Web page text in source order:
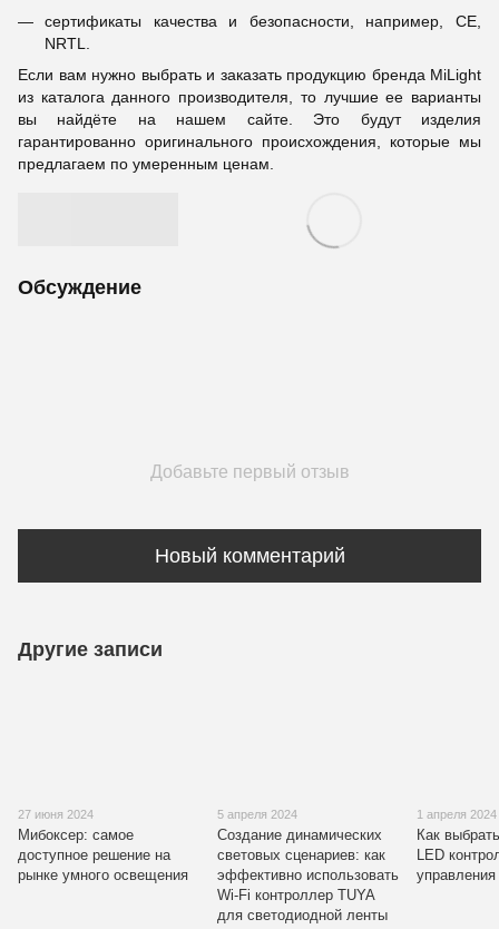
сертификаты качества и безопасности, например, CE,
NRTL.
Если вам нужно выбрать и заказать продукцию бренда MiLight
из каталога данного производителя, то лучшие ее варианты
вы найдёте на нашем сайте. Это будут изделия
гарантированно оригинального происхождения, которые мы
предлагаем по умеренным ценам.
Обсуждение
Добавьте первый отзыв
Новый комментарий
Другие записи
27 июня 2024
Мибоксер: самое
доступное решение на
рынке умного освещения
5 апреля 2024
Создание динамических
световых сценариев: как
эффективно использовать
Wi-Fi контроллер TUYA
для светодиодной ленты
1 апреля 2024
Как
LED